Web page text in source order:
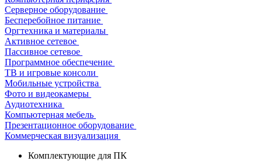
Серверное оборудование
Бесперебойное питание
Оргтехника и материалы
Активное сетевое
Пассивное сетевое
Программное обеспечение
ТВ и игровые консоли
Мобильные устройства
Фото и видеокамеры
Аудиотехника
Компьютерная мебель
Презентационное оборудование
Коммерческая визуализация
Комплектующие для ПК